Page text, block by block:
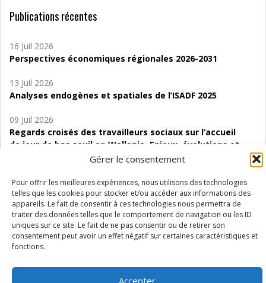
Gérer le consentement
Pour offrir les meilleures expériences, nous utilisons des technologies
telles que les cookies pour stocker et/ou accéder aux informations des
appareils. Le fait de consentir à ces technologies nous permettra de
traiter des données telles que le comportement de navigation ou les ID
uniques sur ce site. Le fait de ne pas consentir ou de retirer son
consentement peut avoir un effet négatif sur certaines caractéristiques et
fonctions.
Accepter
Publications récentes
16 Juil 2026
Perspectives économiques régionales 2026-2031
13 Juil 2026
Analyses endogènes et spatiales de l’ISADF 2025
09 Juil 2026
Regards croisés des travailleurs sociaux sur l’accueil
de jour de bas seuil en Wallonie. Enjeux, évolutions et
06 Juil 2026
Étude d’évaluabilité des Structures
d’accompagnement à l’autocréation d’emploi (SAACE)
01 Juil 2026
Pénurie du personnel infirmier :quels indicateurs
Wallonie ?